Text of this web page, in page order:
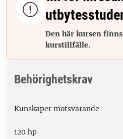

Den här kursen
kurstillfälle.
Behörighetskrav
Kunskaper motsvarande
120 hp